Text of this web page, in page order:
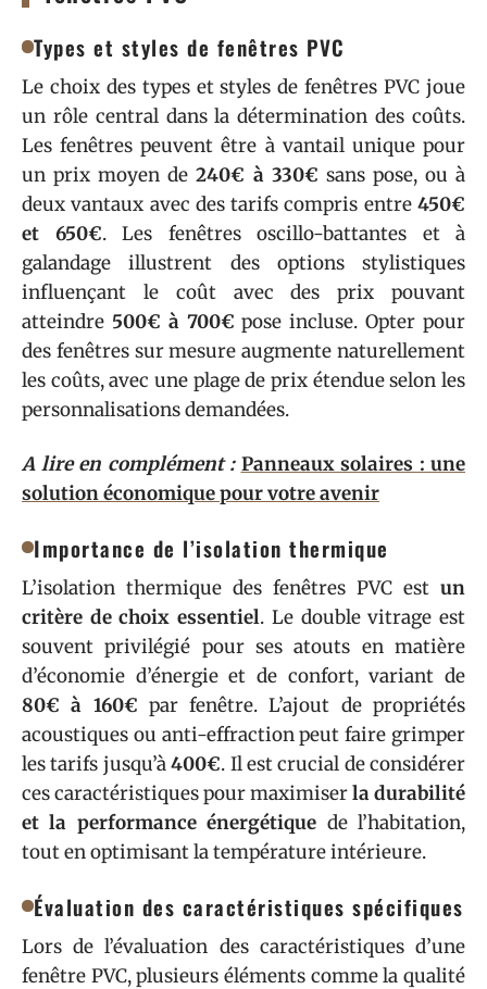
Types et styles de fenêtres PVC
Le choix des types et styles de fenêtres PVC joue
un rôle central dans la détermination des coûts.
Les fenêtres peuvent être à vantail unique pour
un prix moyen de240€ à 330€ sans pose, ou à
deux vantaux avec des tarifs compris entre 450€
et 650€. Les fenêtres oscillo-battantes et à
galandage illustrent des options stylistiques
influençant le coût avec des prix pouvant
atteindre 500€ à 700€ pose incluse. Opter pour
des fenêtres sur mesure augmente naturellement
les coûts, avec une plage de prix étendue selon les
personnalisations demandées.
A lire en complément : Panneaux solaires : une
solution économique pour votre avenir
Importance de l’isolation thermique
L’isolation thermique des fenêtres PVC est un
critère de choix essentiel. Le double vitrage est
souvent privilégié pour ses atouts en matière
d’économie d’énergie et de confort, variant de
80€ à 160€ par fenêtre. L’ajout de propriétés
acoustiques ou anti-effraction peut faire grimper
les tarifs jusqu’à400€. Il est crucial de considérer
ces caractéristiques pour maximiserla durabilité
et la performance énergétique de l’habitation,
tout en optimisant la température intérieure.
Évaluation des caractéristiques spécifiques
Lors de l’évaluation des caractéristiques d’une
fenêtre PVC, plusieurs éléments comme la qualité